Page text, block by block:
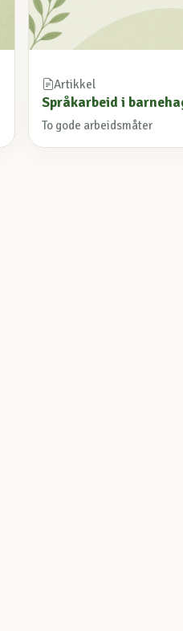
Artikkel
Språkarbeid i
To gode arbeidsmåter